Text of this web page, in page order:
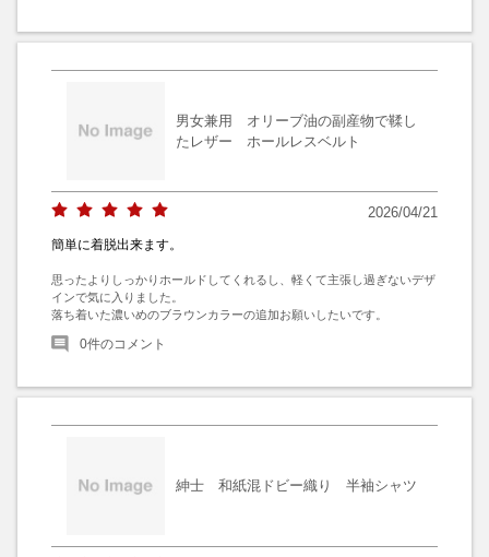
男女兼用 オリーブ油の副産物で鞣し
たレザー ホールレスベルト
2026/04/21
簡単に着脱出来ます。
思ったよりしっかりホールドしてくれるし、軽くて主張し過ぎないデザ
インで気に入りました。
落ち着いた濃いめのブラウンカラーの追加お願いしたいです。
0件のコメント
紳士 和紙混ドビー織り 半袖シャツ